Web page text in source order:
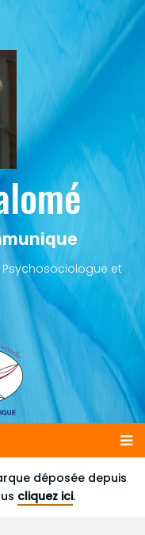
et
déposée depuis
cliquez ici.